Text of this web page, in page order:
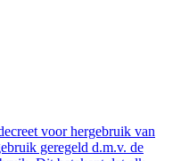
voor hergebruik van
geregeld d.m.v. de